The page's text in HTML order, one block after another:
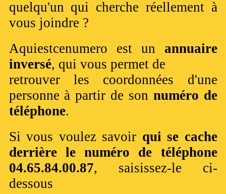
quelqu'un qui cherche réellement à
vous joindre ?
Aquiestcenumero est un annuaire
inversé, qui vous permet de
retrouver les coordonnées d'une
personne à partir de son numéro de
téléphone.
Si vous voulez savoir qui se cache
derrière le numéro de téléphone
04.65.84.00.87, saisissez-le ci-
dessous